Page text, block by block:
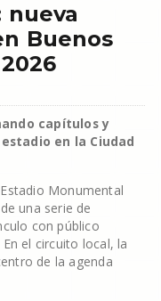
nueva
Buenos
capítulos y
en la Ciudad
Monumental
una serie de
con público
el circuito local, la
de la agenda